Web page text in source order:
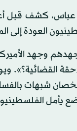
كشف قبل
العودة
وجهد
القضائية؟».
شبهات